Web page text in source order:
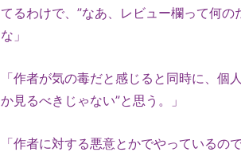
てるわけで、”なあ、レビュー欄って何
な」
「作者が気の毒だと感じると同時に、個
か見るべきじゃない”と思う。」
「作者に対する悪意とかでやっている